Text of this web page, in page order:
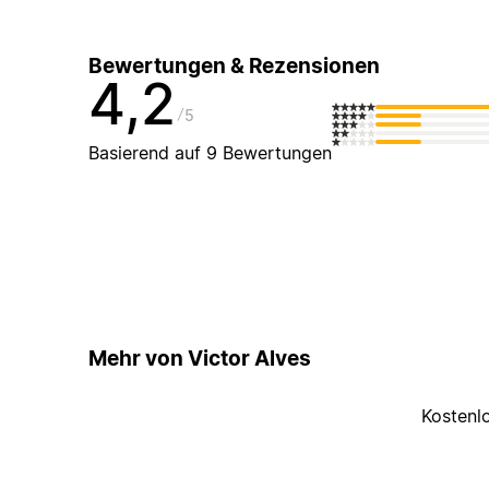
Bewertungen & Rezensionen
4,2 5
Basierend auf 9 Bewertungen
Mehr von Victor Alves